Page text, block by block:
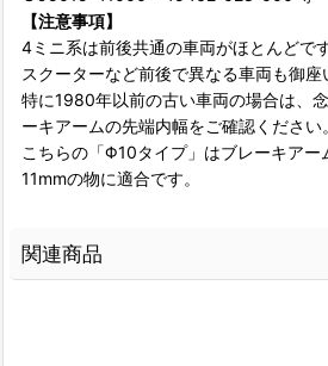
【注意事項】
4ミニ系は前後共通の車両がほとんどです
スクーターなど前後で異なる車両も御座
特に1980年以前の古い車両の場合は、
ーキアームの先端内幅をご確認ください。
こちらの「Φ10タイプ」はブレーキア
11mmの物に適合です。
関連商品